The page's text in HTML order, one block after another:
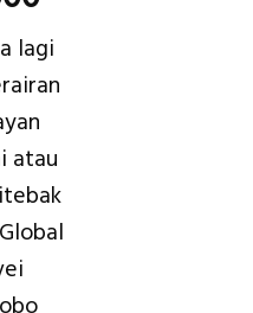
price
is:
Rp2.800.000.
lagi
atau